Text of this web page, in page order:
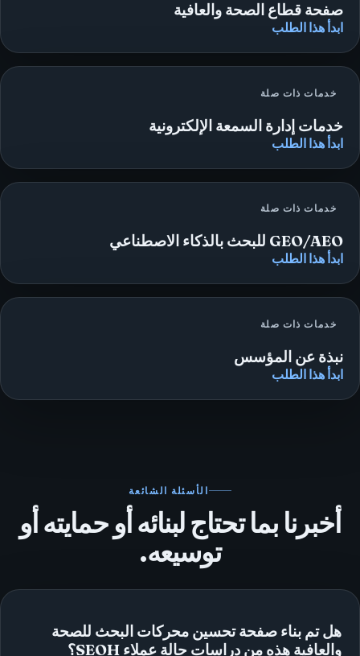
صفحة قطاع الصحة والعافية
ابدأ هذا الطلب
خدمات ذات صلة
خدمات إدارة السمعة الإلكترونية
ابدأ هذا الطلب
خدمات ذات صلة
GEO/AEO للبحث بالذكاء الاصطناعي
ابدأ هذا الطلب
خدمات ذات صلة
نبذة عن المؤسس
ابدأ هذا الطلب
الأسئلة الشائعة
أخبرنا بما تحتاج لبنائه أو حمايته أو
توسيعه.
هل تم بناء صفحة تحسين محركات البحث للصحة
والعافية هذه من دراسات حالة عملاء SEOH؟